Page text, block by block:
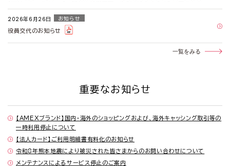
2026年6月26日 お知らせ
役員交代のお知らせ
一覧をみる
重要なお知らせ
【AMEXブランド】国内・海外のショッピングおよび、海外キャッシング取引等の
一時利用停止について
【法人カード】ご利用明細書有料化のお知らせ
令和8年熊本地震により被災された皆さまからのお問い合わせについて
メンテナンスによるサービス停止のご案内